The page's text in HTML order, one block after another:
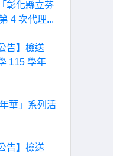
彰化縣立芬
4 次代理...
告】檢送
115 學年
華」系列活
告】檢送